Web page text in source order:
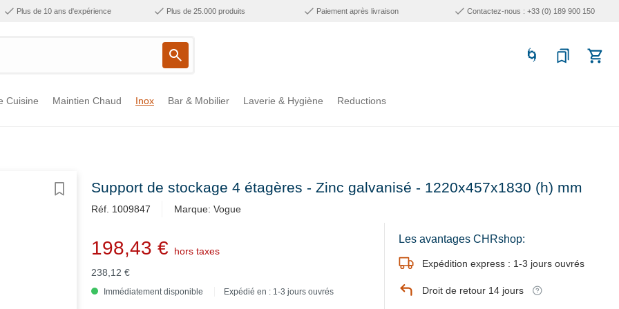
Plus de 10 ans d'expérience Plus de 25.000 produits Paiement après livraison Contactez-nous : +33 (0) 189 900 150
Cuisine Maintien Chaud Inox Bar & Mobilier Laverie & Hygiène Reductions
Support de stockage 4 étagères - Zinc galvanisé - 1220x457x1830 (h) mm
Réf. 1009847 Marque: Vogue
198,43 €
hors taxes
238,12 €
Immédiatement disponible Expédié en : 1-3 jours ouvrés
Les avantages CHRshop:
Expédition express : 1-3 jours ouvrés
Droit de retour 14 jours